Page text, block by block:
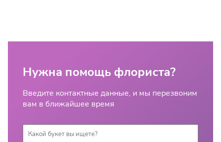
Нужна помощь флориста?
Введите контактные данные, и мы перезвоним
вам в ближайшее время